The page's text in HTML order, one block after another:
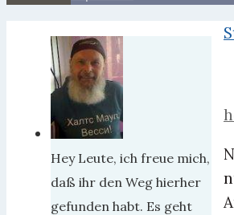
Hey Leute, ich freue mich,
daß ihr den Weg hierher
gefunden habt. Es geht